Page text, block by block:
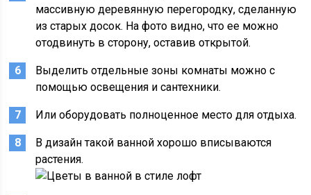
массивную деревянную перегородку, сделанную
из старых досок. На фото видно, что ее можно
отодвинуть в сторону, оставив открытой.
Выделить отдельные зоны комнаты можно с
помощью освещения и сантехники.
Или оборудовать полноценное место для отдыха.
В дизайн такой ванной хорошо вписываются
растения.